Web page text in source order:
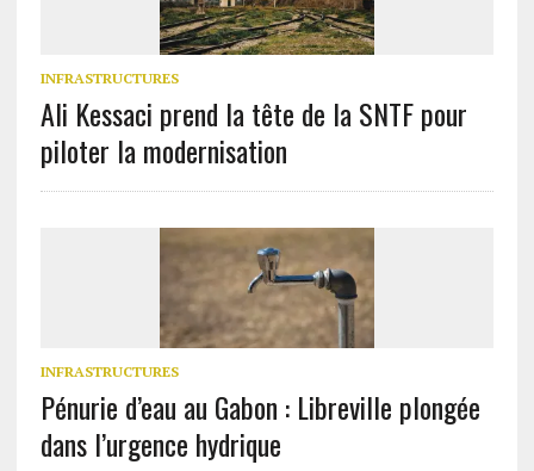
INFRASTRUCTURES
Ali Kessaci prend la tête de la SNTF pour
piloter la modernisation
INFRASTRUCTURES
Pénurie d’eau au Gabon : Libreville plongée
dans l’urgence hydrique